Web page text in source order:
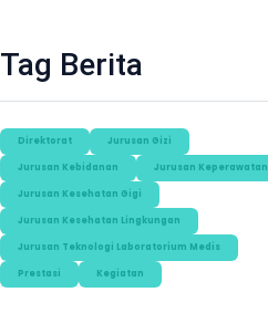
Tag Berita
Direktorat Jurusan Gizi
Jurusan Kebidanan Jurusan Keperawatan
Jurusan Kesehatan Gigi
Jurusan Kesehatan Lingkungan
Jurusan Teknologi Laboratorium Medis
Prestasi Kegiatan